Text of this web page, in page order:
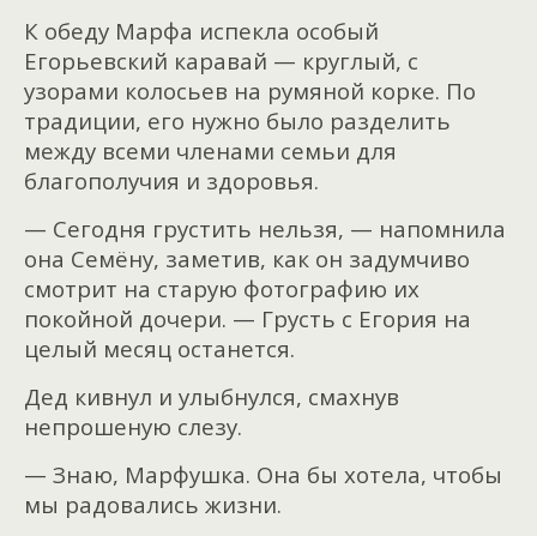
К обеду Марфа испекла особый
Егорьевский каравай — круглый, с
узорами колосьев на румяной корке. По
традиции, его нужно было разделить
между всеми членами семьи для
благополучия и здоровья.
— Сегодня грустить нельзя, — напомнила
она Семёну, заметив, как он задумчиво
смотрит на старую фотографию их
покойной дочери. — Грусть с Егория на
целый месяц останется.
Дед кивнул и улыбнулся, смахнув
непрошеную слезу.
— Знаю, Марфушка. Она бы хотела, чтобы
мы радовались жизни.